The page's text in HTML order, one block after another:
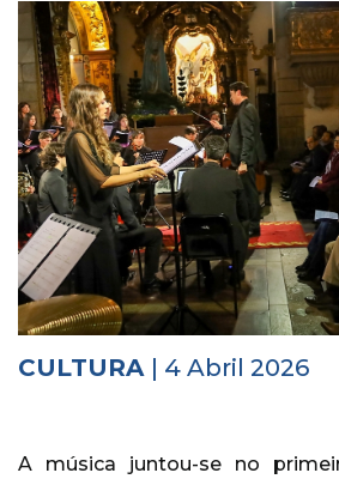
do
Acaso
Luas
e
Marés
Histórico
Vídeos
Contactos
CULTURA | 4 Abril 2026
A música juntou-se no